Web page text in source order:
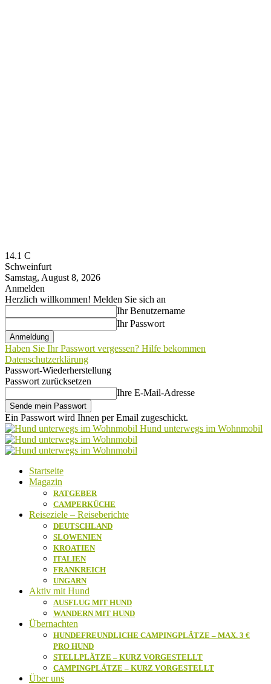
14.1 C
Schweinfurt
Samstag, August 8, 2026
Anmelden
Herzlich willkommen! Melden Sie sich an
Ihr Benutzername
Ihr Passwort
Haben Sie Ihr Passwort vergessen? Hilfe bekommen
Datenschutzerklärung
Passwort-Wiederherstellung
Passwort zurücksetzen
Ihre E-Mail-Adresse
Ein Passwort wird Ihnen per Email zugeschickt.
Hund unterwegs im Wohnmobil
Startseite
Magazin
RATGEBER
CAMPERKÜCHE
Reiseziele – Reiseberichte
DEUTSCHLAND
SLOWENIEN
KROATIEN
ITALIEN
FRANKREICH
UNGARN
Aktiv mit Hund
AUSFLUG MIT HUND
WANDERN MIT HUND
Übernachten
HUNDEFREUNDLICHE CAMPINGPLÄTZE – MAX. 3 €
PRO HUND
STELLPLÄTZE – KURZ VORGESTELLT
CAMPINGPLÄTZE – KURZ VORGESTELLT
Über uns